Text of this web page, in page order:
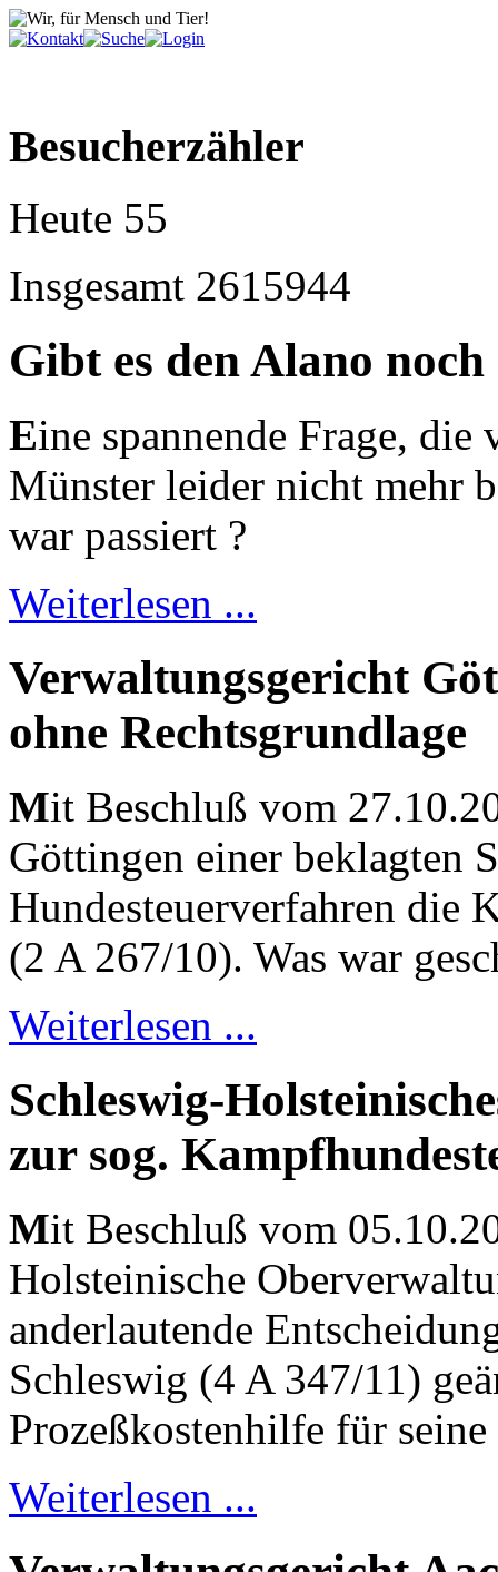
Besucherzähler
Heute 55
Insgesamt 2615944
Gibt es den Alano noch
Eine spannende Frage,
Münster leider nicht mehr
war passiert ?
Weiterlesen ...
Verwaltungsgericht
ohne Rechtsgrundlage
Mit Beschluß vom
Göttingen einer beklagten
Hundesteuerverfahren die
(2 A 267/10). Was war
Weiterlesen ...
Schleswig-
zur sog.
Mit Beschluß vom
Holsteinische
anderlautende
Schleswig (4 A 347/11)
Prozeßkostenhilfe für
Weiterlesen ...